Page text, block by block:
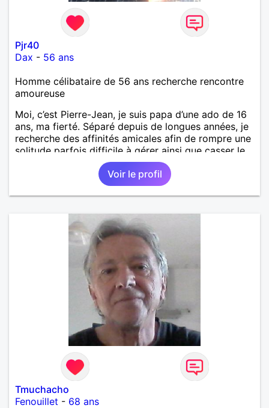
Pjr40
Dax - 56 ans
Homme célibataire de 56 ans recherche rencontre
amoureuse
Moi, c’est Pierre-Jean, je suis papa d’une ado de 16
ans, ma fierté. Séparé depuis de longues années, je
recherche des affinités amicales afin de rompre une
solitude parfois difficile à gérer ainsi que casser le
vague à l’âme. L’amitié reste extrêmement
importante à mes yeux mais peut se décliner en des
sentiments plus puissants. « Le temps fera son
œuvre » disait Arthur Schopenhauer, philosophe
autant être trop locace. Je suis bourré de qualités
avec très peu de défauts. Je suis altruiste,
bienveillant, empathique, attentionné, honnête,
respectueux, doux de caractère et compréhensif : je
laisse « glisser » beaucoup de choses. Mais ne vous
m’éprenez pas Mesdames, si une personne que
j’aime me trahit une fois, il n’y aura pas de seconde
chance et je l’effacerai à « vitam eternam ».
Néanmoins, je suis un tout petit peu maniaque ainsi
qu’impatient. J’essaye de faire des efforts. Rien de
bien dramatique ! Du moins je le pense……Je suis un
homme facile à vivre. À vous si vous le souhaitez,
d’apprendre à me connaître davantage. J’en serai
ravi….A très bientôt je l’espère.
Voir le profil
Tmuchacho
Fenouillet - 68 ans